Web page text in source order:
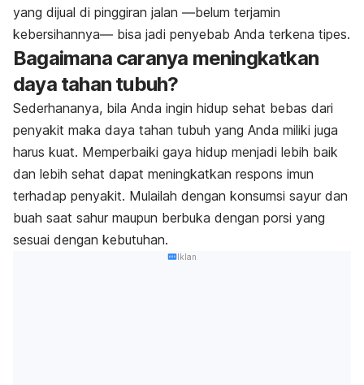
yang dijual di pinggiran jalan ―belum terjamin
kebersihannya― bisa jadi penyebab Anda terkena tipes.
Bagaimana caranya meningkatkan
daya tahan tubuh?
Sederhananya, bila Anda ingin hidup sehat bebas dari
penyakit maka daya tahan tubuh yang Anda miliki juga
harus kuat. Memperbaiki gaya hidup menjadi lebih baik
dan lebih sehat dapat meningkatkan respons imun
terhadap penyakit. Mulailah dengan konsumsi sayur dan
buah saat sahur maupun berbuka dengan porsi yang
sesuai dengan kebutuhan.
Iklan